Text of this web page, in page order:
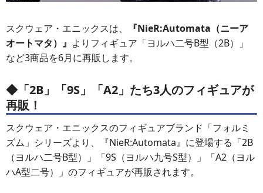
スクウェア・エニックスは、
『NieR:Automata（ニーア
オートマタ）』 よりフィギュア「ヨルハ二号B型（2B）」
など3商品を6月に再販します。
◆「2B」「9S」「A2」たち3人のフィギュアが
再販！
スクウェア・エニックスのフィギュアブランド「フォルミ
ズム」シリーズより、『NieR:Automata』に登場する「2B
（ヨルハ二号B型）」「9S（ヨルハ九号S型）」「A2（ヨル
ハA型二号）」のフィギュアが再販されます。